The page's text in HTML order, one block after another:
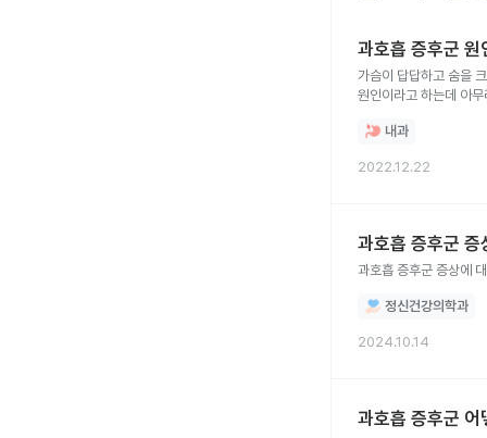
과호흡 증후군 원
가슴이 답답하고 숨을 크
원인이라고 하는데 아무리 생각해도 최근 스
내과
2022.12.22
과호흡 증후군 증
과호흡 증후군 증상에
정신건강의학과
2024.10.14
과호흡 증후군